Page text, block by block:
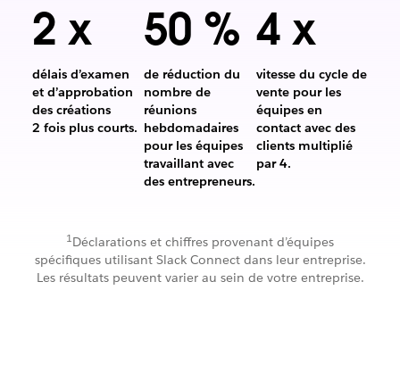
2 x
délais d’examen
et d’approbation
des créations
2 fois plus courts.Les
délais
d’examen
et
créations
2 fois
plus
courts.
50 %
de réduction du
nombre de
réunions
hebdomadaires
pour les équipes
travaillant avec
des entrepreneurs.
nombre
de
réunions
4 x
vitesse du cycle de
vente pour les
équipes en
contact avec des
clients multiplié
par 4.Vitesse
vente
pour
les
équipes
1Déclarations et chiffres provenant d’équipes
spécifiques utilisant Slack Connect dans leur entreprise.
Les résultats peuvent varier au sein de votre entreprise.